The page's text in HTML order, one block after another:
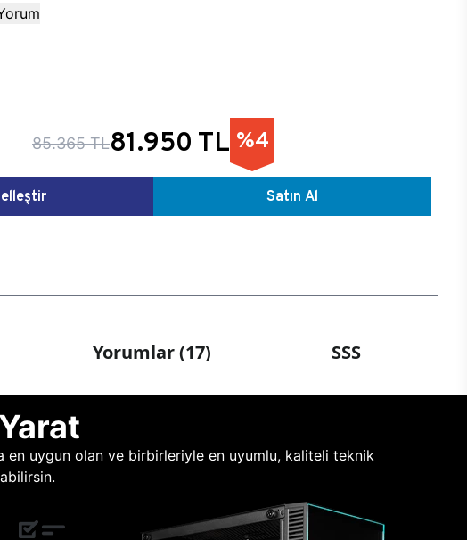
85.365 TL81.950 TL %4
Satın Al
Yorumlar (17) SSS
en uygun olan ve birbirleriyle en uyumlu, kaliteli teknik